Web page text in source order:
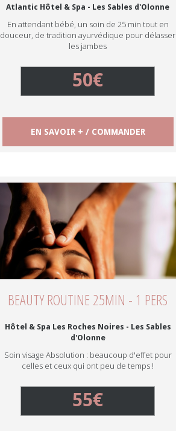
Atlantic Hôtel & Spa - Les Sables d'Olonne
En attendant bébé, un soin de 25 min tout en
douceur, de tradition ayurvédique pour délasser
les jambes
50€
EN SAVOIR + / COMMANDER
BEAUTY ROUTINE 25MIN - 1 PERS
Hôtel & Spa Les Roches Noires - Les Sables
d'Olonne
Soin visage Absolution : beaucoup d'effet pour
celles et ceux qui ont peu de temps !
55€